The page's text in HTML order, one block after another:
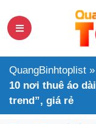
QuangBinhtoplist »
10 nơi thuê áo
trend”, giá rẻ